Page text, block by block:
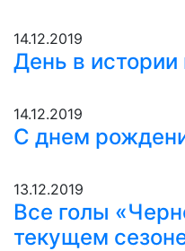
14.12.2019
День в истории
14.12.2019
С днем
13.12.2019
Все голы
текущем